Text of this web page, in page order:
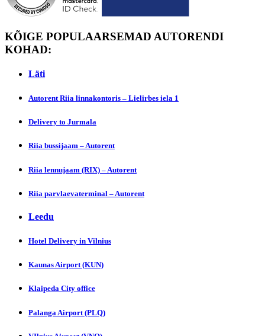
KÕIGE POPULAARSEMAD AUTORENDI
KOHAD:
Läti
Autorent Riia linnakontoris – Lielirbes iela 1
Dеlivery to Jurmala
Riia bussijaam – Autorent
Riia lennujaam (RIX) – Autorent
Riia parvlaevaterminal – Autorent
Leedu
Hotel Delivеry in Vilnius
Kaunas Airpоrt (KUN)
Klaipeda Cіty office
Palanga Airpоrt (PLQ)